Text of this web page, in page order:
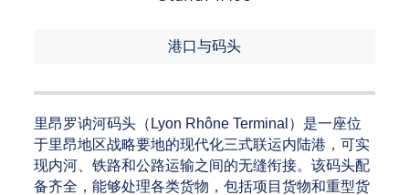
港口与码头
里昂罗讷河码头（Lyon Rhône Terminal）是一座位
于里昂地区战略要地的现代化三式联运内陆港，可实
现内河、铁路和公路运输之间的无缝衔接。该码头配
备齐全，能够处理各类货物，包括项目货物和重型货